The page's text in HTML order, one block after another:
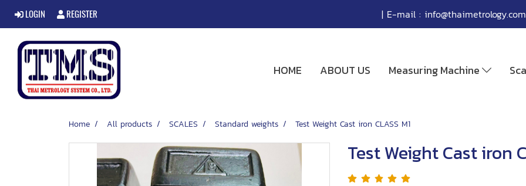
LOGIN REGISTER | E-mail : info@thaimetrology.com
HOME ABOUT US Measuring Machine
Home All products SCALES Standard weights Test Weight Cast iron CLASS M1
Test Weight Cast iron